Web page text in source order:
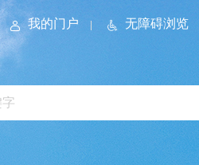
我的门户 无障碍浏览